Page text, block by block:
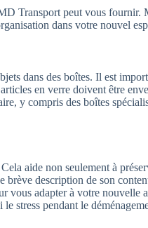
Transport peut vous
dans votre nouvel
dans des boîtes. Il est
en verre doivent être
y compris des boîtes
aide non seulement à
description de son
vous adapter à votre
stress pendant le